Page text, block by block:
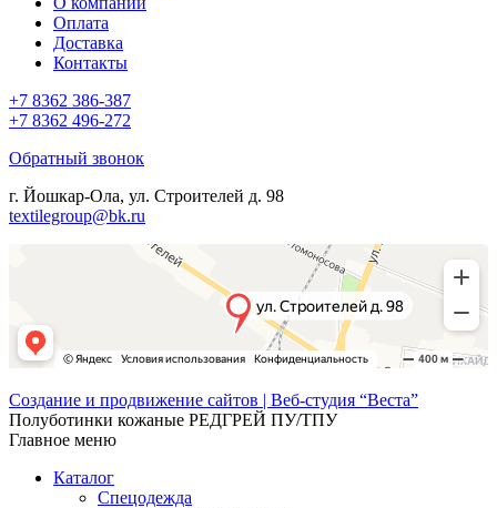
Оплата
Доставка
Контакты
+7 8362 386-387
+7 8362 496-272
Обратный звонок
г. Йошкар-Ола, ул. Строителей д. 98
textilegroup@bk.ru
Создание и продвижение сайтов | Веб-студия “Веста”
Полуботинки кожаные РЕДГРЕЙ ПУ/ТПУ
Главное меню
Каталог
Спецодежда